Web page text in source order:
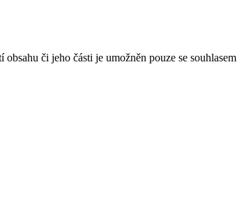
či jeho části je umožněn pouze se souhlasem